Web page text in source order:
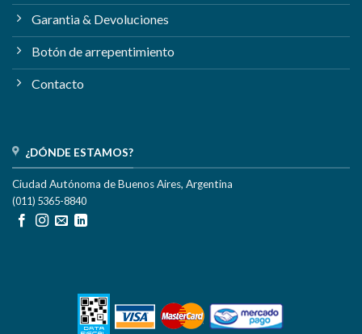
Garantia & Devoluciones
Botón de arrepentimiento
Contacto
¿DÓNDE ESTAMOS?
Ciudad Autónoma de Buenos Aires, Argentina
(011) 5365-8840